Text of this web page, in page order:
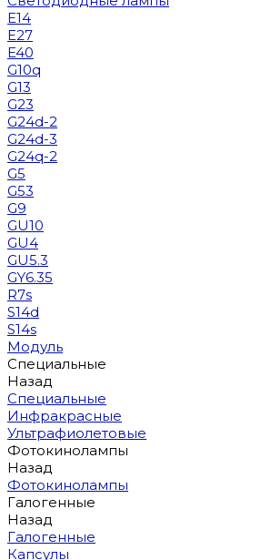
E14
E27
E40
G10q
G13
G23
G24d-2
G24d-3
G24q-2
G5
G53
G9
GU10
GU4
GU5.3
GY6.35
R7s
S14d
S14s
Модуль
Специальные
Назад
Специальные
Инфракрасные
Ультрафиолетовые
Фотокинолампы
Назад
Фотокинолампы
Галогенные
Назад
Галогенные
Капсулы